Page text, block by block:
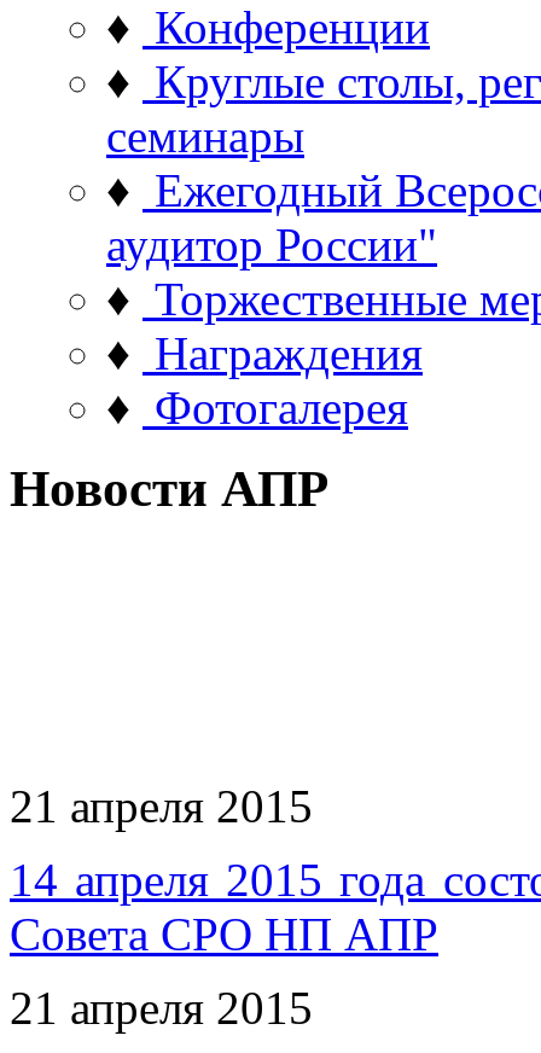
♦ Конференции
♦ Круглые столы,
семинары
♦ Ежегодный
аудитор России"
♦ Торжественные
♦ Награждения
♦ Фотогалерея
Новости АПР
21 апреля 2015
14 апреля 2015 года
Совета СРО НП АПР
21 апреля 2015